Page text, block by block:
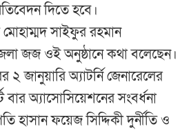
দিতে হবে।
মোহাম্মদ সাইফুর রহমান
জজ ওই অনুষ্ঠানে কথা বলেছেন।
জানুয়ারি অ্যাটর্নি জেনারেলের
বার অ্যাসোসিয়েশনের সংবর্ধনা
হাসান ফয়েজ সিদ্দিকী দুর্নীতি ও